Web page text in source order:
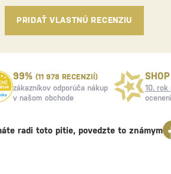
PRIDAŤ VLASTNÚ RECENZIU
99% (11 978 RECENZIÍ)
zákazníkov odporúča nákup
v našom obchode
10. rok
radi toto pitie, povedzte to známym